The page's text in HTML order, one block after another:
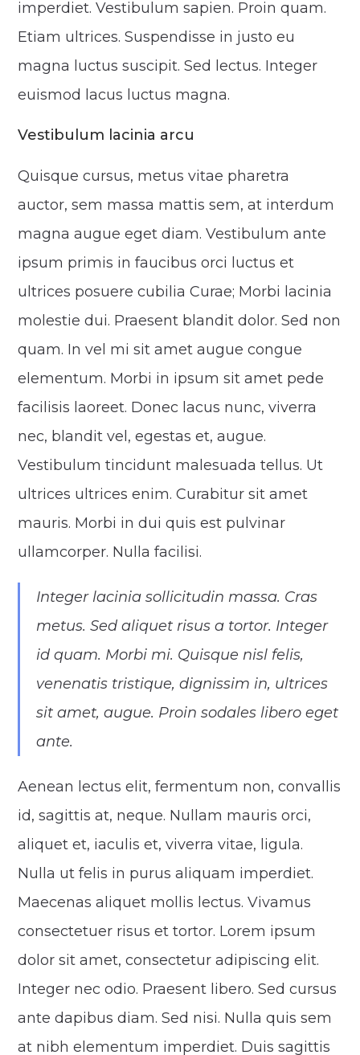
imperdiet. Vestibulum sapien. Proin quam.
Etiam ultrices. Suspendisse in justo eu
magna luctus suscipit. Sed lectus. Integer
euismod lacus luctus magna.
Vestibulum lacinia arcu
Quisque cursus, metus vitae pharetra
auctor, sem massa mattis sem, at interdum
magna augue eget diam. Vestibulum ante
ipsum primis in faucibus orci luctus et
ultrices posuere cubilia Curae; Morbi lacinia
molestie dui. Praesent blandit dolor. Sed non
quam. In vel mi sit amet augue congue
elementum. Morbi in ipsum sit amet pede
facilisis laoreet. Donec lacus nunc, viverra
nec, blandit vel, egestas et, augue.
Vestibulum tincidunt malesuada tellus. Ut
ultrices ultrices enim. Curabitur sit amet
mauris. Morbi in dui quis est pulvinar
ullamcorper. Nulla facilisi.
Integer lacinia sollicitudin massa. Cras
metus. Sed aliquet risus a tortor. Integer
id quam. Morbi mi. Quisque nisl felis,
venenatis tristique, dignissim in, ultrices
sit amet, augue. Proin sodales libero eget
ante.
Aenean lectus elit, fermentum non, convallis
id, sagittis at, neque. Nullam mauris orci,
aliquet et, iaculis et, viverra vitae, ligula.
Nulla ut felis in purus aliquam imperdiet.
Maecenas aliquet mollis lectus. Vivamus
consectetuer risus et tortor. Lorem ipsum
dolor sit amet, consectetur adipiscing elit.
Integer nec odio. Praesent libero. Sed cursus
ante dapibus diam. Sed nisi. Nulla quis sem
at nibh elementum imperdiet. Duis sagittis